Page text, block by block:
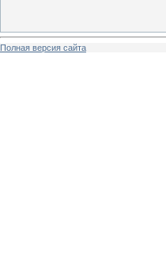
Полная версия сайта